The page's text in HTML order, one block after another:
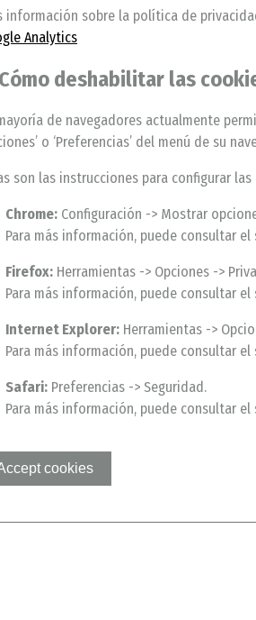
información sobre la política de
Analytics
deshabilitar las
de navegadores actualmente
o ‘Preferencias’ del menú de su
son las instrucciones para configurar
Chrome: Configuración -> Mostrar
Para más información, puede consultar
Firefox: Herramientas -> Opciones ->
Para más información, puede consultar
Internet Explorer: Herramientas ->
Para más información, puede consultar
Safari: Preferencias -> Seguridad.
Para más información, puede consultar
cookies